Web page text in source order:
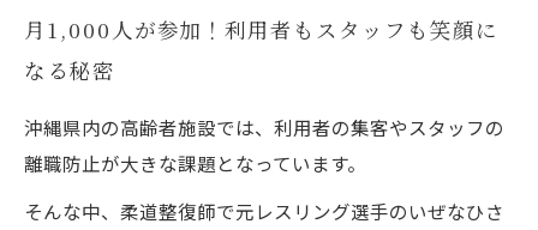
月1,000人が参加！利用者もスタッフも笑顔に
なる秘密
沖縄県内の高齢者施設では、利用者の集客やスタッフの
離職防止が大きな課題となっています。
そんな中、柔道整復師で元レスリング選手のいぜなひさ